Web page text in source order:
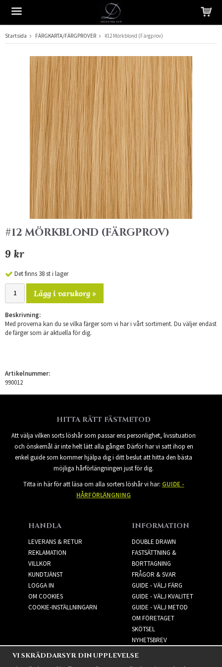
Produkten har blivit tillagd i varukorgen
Startsida FÄRGKARTA/FÄRGPROVER #12 Mörkblond (Färgprov)
#12 MÖRKBLOND (FÄRGPROV)
9 kr
Det finns 38 st i lager
Lägg i varukorg »
Beskrivning:
Med proverna kan du se vilka färger som vi har i vårt sortiment. Du väljer endast
de färger som är aktuella för dig.
Artikelnummer:
990012
HITTA RÄTT FÄSTMETOD
Att välja vilken sorts löshår som passar ens personlighet, livssituation
och önskemål är inte helt lätt alla gånger. Därför har vi satt ihop en
enkel guide som kommer hjälpa dig i ditt beslut att hitta den bästa
möjliga hårförlängningen just för dig.
Titta in här för att läsa om alla sorters löshår vi har: GUIDE -
HÅRFÖRLÄNGNING
HANDLA
LEVERANS & RETUR
REKLAMATION
VILLKOR
KUNDTJÄNST
LOGGA IN
OM COOKIES
COOKIE-INSTÄLLNINGARN
INFORMATION
DOUBLE DRAWN
FASTSÄTTNING &
BORTTAGNING
FRÅGOR & SVAR
GUIDE - VÄLJ FÄRG
GUIDE - VÄLJ KVALITET
GUIDE - VÄLJ METOD
OM FÖRETAGET
SKÖTSEL
NYHETSBREV
VI SKRÄDDARSYR DIN UPPLEVELSE